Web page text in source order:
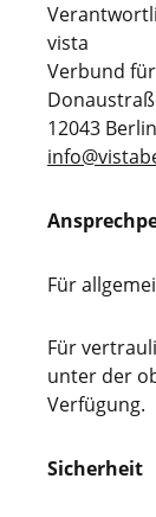
vista
Verbund
12043 Berlin
Für
Für
unter der
Verfügung.
Sicherheit